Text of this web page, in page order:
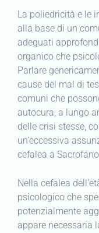
La poliedricità e le
alla base di un
adeguati
organico che
Parlare
cause del mal di
comuni che
autocura, a lungo
delle crisi stesse,
un’eccessiva
cefalea a Sacrofano
Nella cefalea
psicologico che
potenzialmente
appare necessaria